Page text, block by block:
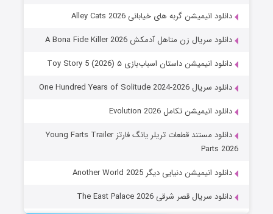
دانلود انیمیشن گربه های خیابانی Alley Cats 2026
دانلود سریال زن متاهل آدمکش A Bona Fide Killer 2026
دانلود انیمیشن داستان اسباب‌بازی ۵ Toy Story 5 (2026)
دانلود سریال One Hundred Years of Solitude 2024-2026
دانلود انیمیشن تکامل Evolution 2026
دانلود مستند قطعات تریلر یانگ فارتز Young Farts Trailer
Parts 2026
دانلود انیمیشن دنیایی دیگر Another World 2025
دانلود سریال قصر شرقی The East Palace 2026